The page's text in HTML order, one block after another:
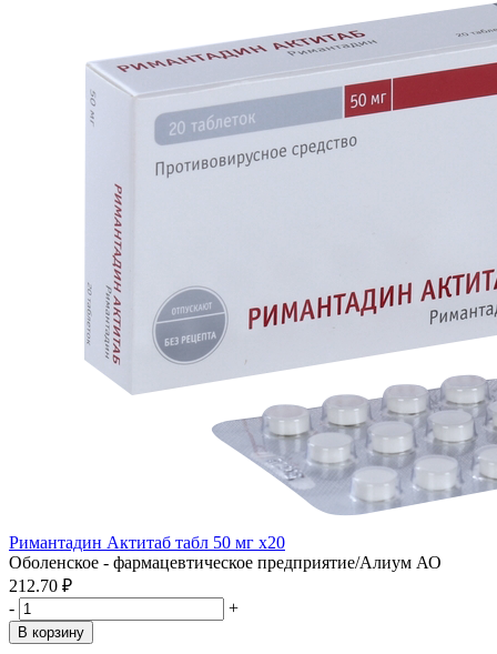
Римантадин Актитаб табл 50 мг x20
Оболенское - фармацевтическое предприятие/Алиум АО
212.70 ₽
-
+
В корзину